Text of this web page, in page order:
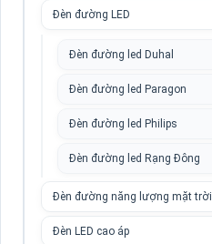
Đèn đường LED
Đèn đường led Duhal
Đèn đường led Paragon
Đèn đường led Philips
Đèn đường led Rạng Đông
Đèn đường năng lượng mặt trời
Đèn LED cao áp